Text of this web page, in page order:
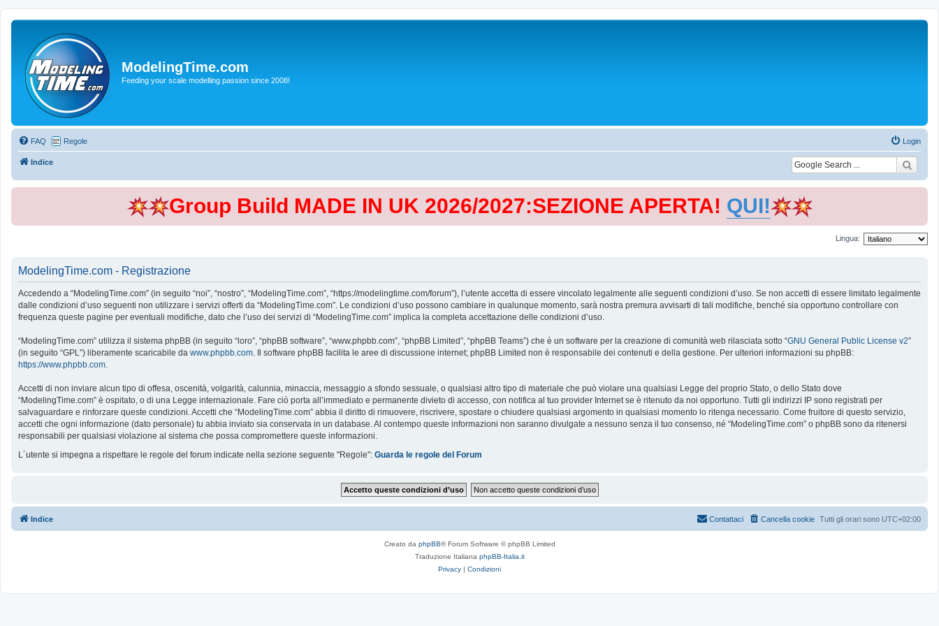
ModelingTime.com
Feeding your scale modelling passion since 2008!
FAQ Regole Login
Indice
Group Build MADE IN UK 2026/2027:SEZIONE APERTA! QUI!
Lingua:
ModelingTime.com - Registrazione
Accedendo a “ModelingTime.com” (in seguito “noi”, “nostro”, “ModelingTime.com”, “https://modelingtime.com/forum”), l’utente accetta di essere vincolato legalmente alle seguenti condizioni d’uso. Se non accetti di essere limitato legalmente
dalle condizioni d’uso seguenti non utilizzare i servizi offerti da “ModelingTime.com”. Le condizioni d’uso possono cambiare in qualunque momento, sarà nostra premura avvisarti di tali modifiche, benché sia opportuno controllare con
frequenza queste pagine per eventuali modifiche, dato che l’uso dei servizi di “ModelingTime.com” implica la completa accettazione delle condizioni d’uso.
“ModelingTime.com” utilizza il sistema phpBB (in seguito “loro”, “phpBB software”, “www.phpbb.com”, “phpBB Limited”, “phpBB Teams”) che è un software per la creazione di comunità web rilasciata sotto “GNU General Public License v2”
(in seguito “GPL”) liberamente scaricabile da www.phpbb.com . Il software phpBB facilita le aree di discussione internet; phpBB Limited non è responsabile dei contenuti e della gestione. Per ulteriori informazioni su phpBB:
https://www.phpbb.com
Accetti di non inviare alcun tipo di offesa, oscenità, volgarità, calunnia, minaccia, messaggio a sfondo sessuale, o qualsiasi altro tipo di materiale che può violare una qualsiasi Legge del proprio Stato, o dello Stato dove
“ModelingTime.com” è ospitato, o di una Legge internazionale. Fare ciò porta all’immediato e permanente divieto di accesso, con notifica al tuo provider Internet se è ritenuto da noi opportuno. Tutti gli indirizzi IP sono registrati per
salvaguardare e rinforzare queste condizioni. Accetti che “ModelingTime.com” abbia il diritto di rimuovere, riscrivere, spostare o chiudere qualsiasi argomento in qualsiasi momento lo ritenga necessario. Come fruitore di questo servizio,
accetti che ogni informazione (dato personale) tu abbia inviato sia conservata in un database. Al contempo queste informazioni non saranno divulgate a nessuno senza il tuo consenso, né “ModelingTime.com” o phpBB sono da ritenersi
responsabili per qualsiasi violazione al sistema che possa compromettere queste informazioni.
L´utente si impegna a rispettare le regole del forum indicate nella sezione seguente "Regole": Guarda le regole del Forum
Indice Tutti gli orari sono UTC+02:00
Cancella cookie
Contattaci
Creato da phpBB® Forum Software © phpBB Limited
Traduzione Italiana phpBB-Italia.it
Privacy | Condizioni